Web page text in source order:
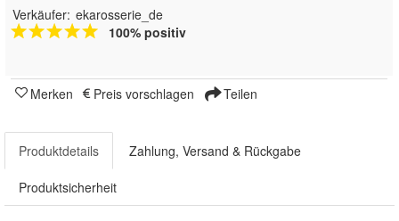
Verkäufer: ekarosserie_de
100% positiv
Merken Preis vorschlagen Teilen
Produktdetails Zahlung, Versand & Rückgabe
Produktsicherheit